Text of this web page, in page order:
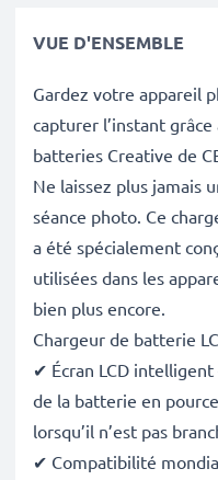
VUE D'ENSEMBLE
Gardez votre appareil
capturer l’instant
batteries Creative de
Ne laissez plus jamais
séance photo. Ce
a été spécialement
utilisées dans les
bien plus encore.
Chargeur de batterie
✔ Écran LCD
de la batterie en
lorsqu’il n’est pas
✔ Compatibilité